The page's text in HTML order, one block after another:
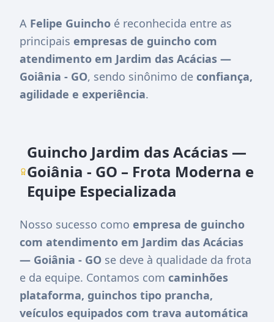
A Felipe Guincho é reconhecida entre as
principais empresas de guincho com
atendimento em Jardim das Acácias —
Goiânia - GO, sendo sinônimo de confiança,
agilidade e experiência.
Guincho Jardim das Acácias —
Goiânia - GO – Frota Moderna e
Equipe Especializada
Nosso sucesso como empresa de guincho
com atendimento em Jardim das Acácias
— Goiânia - GO se deve à qualidade da frota
e da equipe. Contamos com caminhões
plataforma, guinchos tipo prancha,
veículos equipados com trava automática